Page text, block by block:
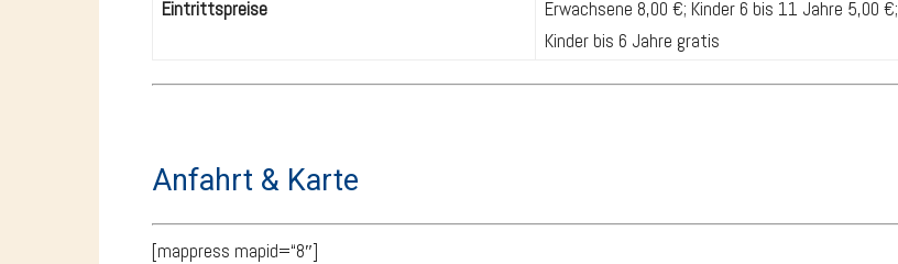
Eintrittspreise
Erwachsene 8,00 €; Kinder 6 bis 11 Jahre 5,00 €;
Kinder bis 6 Jahre gratis
Anfahrt & Karte
[mappress mapid=“8″]